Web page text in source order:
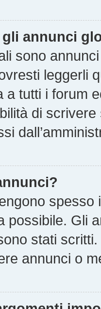
annunci
sono
leggerli
a tutti i forum
di
possibile. Gli
stati
annunci o